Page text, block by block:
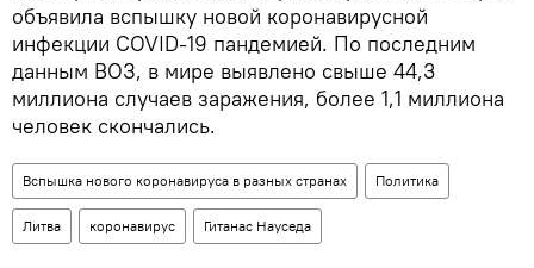
объявила вспышку новой коронавирусной
инфекции COVID-19 пандемией. По последним
данным ВОЗ, в мире выявлено свыше 44,3
миллиона случаев заражения, более 1,1 миллиона
человек скончались.
Вспышка нового коронавируса в разных странах Политика
Литва коронавирус Гитанас Науседа